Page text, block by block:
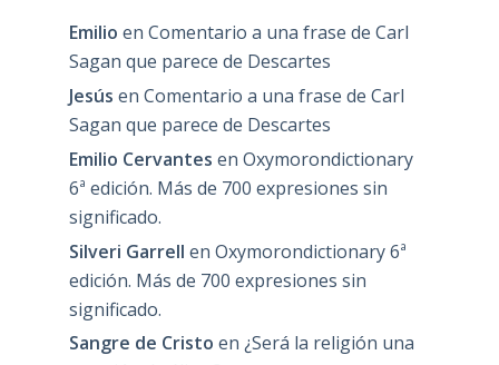
Emilio en Comentario a una frase de Carl
Sagan que parece de Descartes
Jesús en Comentario a una frase de Carl
Sagan que parece de Descartes
Emilio Cervantes en Oxymorondictionary
6ª edición. Más de 700 expresiones sin
significado.
Silveri Garrell en Oxymorondictionary 6ª
edición. Más de 700 expresiones sin
significado.
Sangre de Cristo en ¿Será la religión una